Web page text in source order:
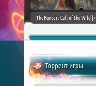
(2017)
TheHunter: Call of the Wild [+
Торрент игры